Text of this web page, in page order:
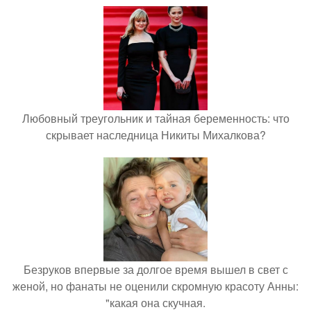
Любовный треугольник и тайная беременность: что
скрывает наследница Никиты Михалкова?
Безруков впервые за долгое время вышел в свет с
женой, но фанаты не оценили скромную красоту Анны:
"какая она скучная.